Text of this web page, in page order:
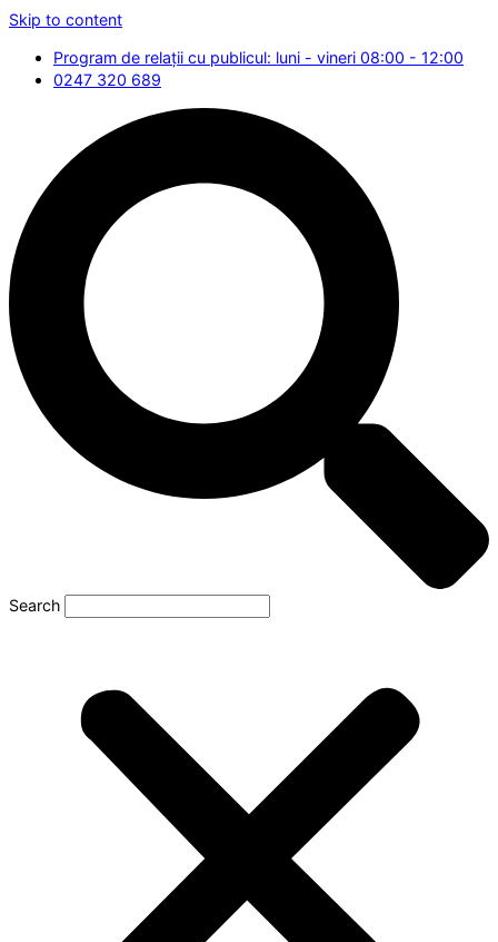
Skip to content
Program de relații cu publicul: luni - vineri 08:00 - 12:00
0247 320 689
Search